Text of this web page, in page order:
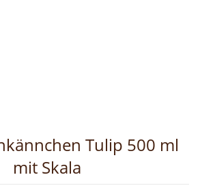
Tulip 500 ml
mit Skala